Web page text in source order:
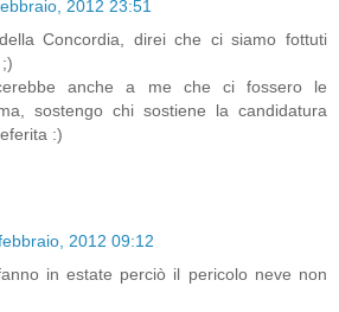
2012 23:51
Concordia, direi che ci siamo fottuti
anche a me che ci fossero le
sostengo chi sostiene la candidatura
:)
2012 09:12
in estate perciò il pericolo neve non